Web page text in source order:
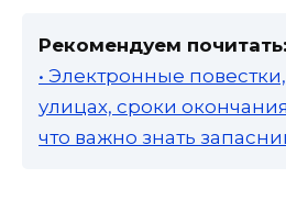
Рекомендуем почитать:
• Электронные
улицах, сроки
что важно знать